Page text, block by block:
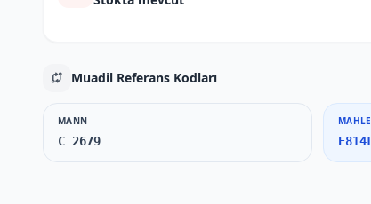
Muadil Referans Kodları
MANN
C 2679
MAHLE
E814L